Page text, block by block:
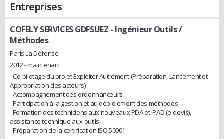
Entreprises
COFELY SERVICES GDFSUEZ - Ingénieur Outils /
Méthodes
Paris La Défense
2012 - maintenant
- Co-pilotage du projet Exploiter Autrement (Préparation, Lancement et
Appropriation des acteurs)
- Accompagnement des ordonnanceurs
- Participation à la gestion et au déploiement des méthodes
- Formation des techniciens aux nouveaux PDA et iPAD (e-devis),
assistance technique aux outils
- Préparation de la certification ISO 50001